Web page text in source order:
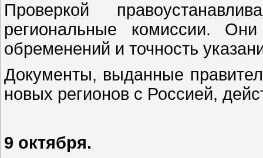
Проверкой
региональные комиссии.
обременений и точность
Документы, выданные
новых регионов с Россией,
9 октября.